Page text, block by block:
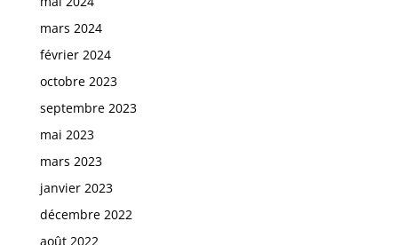
mars 2024
février 2024
octobre 2023
septembre 2023
mai 2023
mars 2023
janvier 2023
décembre 2022
août 2022